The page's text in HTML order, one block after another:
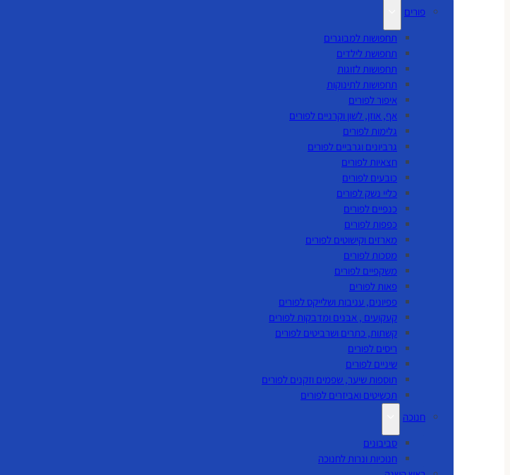
פורים
תחפושות למבוגרים
תחפושת לילדים
תחפושות לזוגות
תחפושות לתינוקות
איפור לפורים
אף, אוזן, לשון וקרניים לפורים
גלימות לפורים
גרביונים וגרביים לפורים
חצאיות לפורים
כובעים לפורים
כליי נשק לפורים
כנפיים לפורים
כפפות לפורים
מארזים וקישוטים לפורים
מסכות לפורים
משקפיים לפורים
פאות לפורים
פפיונים, עניבות ושלייקס לפורים
קעקועים , אבנים ומדבקות לפורים
קשתות, כתרים ושרביטים לפורים
ריסים לפורים
שיניים לפורים
תוספות שיער, שפמים וזקנים לפורים
תכשיטים ואביזרים לפורים
חנוכה
סביבונים
חנוכיות ונרות לחנוכה